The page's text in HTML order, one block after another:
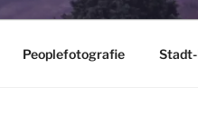
Peoplefotografie